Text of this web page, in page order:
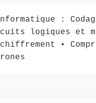
:
logiques et
•